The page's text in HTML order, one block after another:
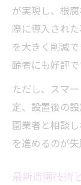
が実現し、根
際に導入され
を大きく削減
齢者にも好評で
ただし、スマ
定、設置後の
園業者と相談
を進めるのが
最新造園技術